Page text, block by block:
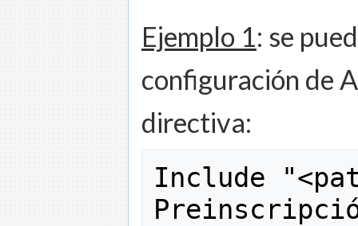
Ejemplo 1: se
configuración de
directiva:
Include